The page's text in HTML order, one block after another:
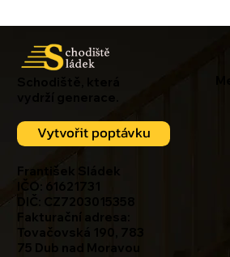
Vytvořit poptávku
František Sládek
IČO: 61621731
DIČ: CZ7203015358
Fakturační adresa:
Tovačovská 190, 783
75 Dub nad Moravou